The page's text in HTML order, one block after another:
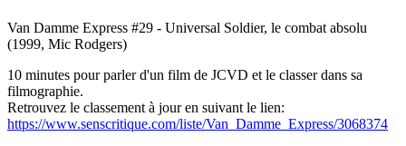
Van Damme Express #29 - Universal Soldier, le combat absolu
(1999, Mic Rodgers)
10 minutes pour parler d'un film de JCVD et le classer dans sa
filmographie.
Retrouvez le classement à jour en suivant le lien:
https://www.senscritique.com/liste/Van_Damme_Express/3068374